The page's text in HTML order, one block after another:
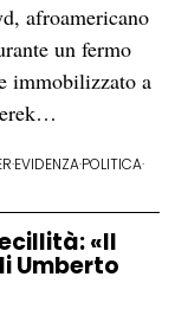
afroamericano
un fermo
immobilizzato a
·EVIDENZA·POLITICA·
«Il
Umberto